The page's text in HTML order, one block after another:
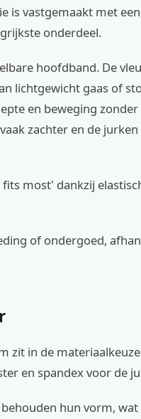
is vastgemaakt met
onderdeel.
hoofdband. De
lichtgewicht gaas of
en beweging
zachter en de
most' dankzij
of ondergoed,
zit in de
en spandex voor de
hun vorm, wat